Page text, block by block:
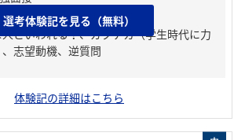
】
といわれる？、ガクチカ（学生時代に力
志望動機、逆質問
選考体験記を見る（無料）
体験記の詳細はこちら